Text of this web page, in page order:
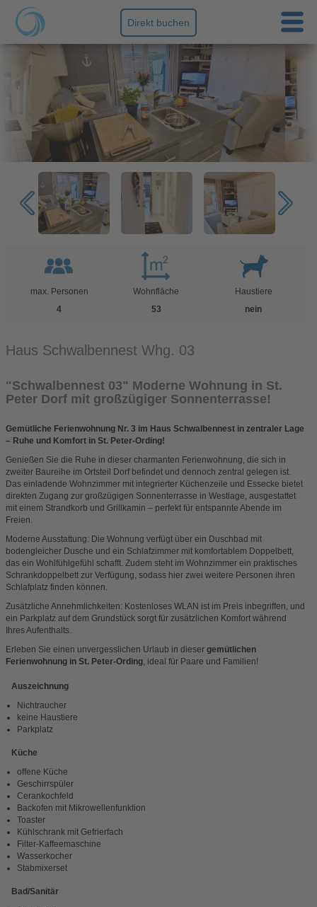
Direkt buchen
max. Personen
4
Wohnfläche
53
Haustiere
nein
Haus Schwalbennest Whg. 03
"Schwalbennest 03" Moderne Wohnung in St.
Peter Dorf mit großzügiger Sonnenterrasse!
Gemütliche Ferienwohnung Nr. 3 im Haus Schwalbennest in zentraler Lage
– Ruhe und Komfort in St. Peter-Ording!
Genießen Sie die Ruhe in dieser charmanten Ferienwohnung, die sich in
zweiter Baureihe im Ortsteil Dorf befindet und dennoch zentral gelegen ist.
Das einladende Wohnzimmer mit integrierter Küchenzeile und Essecke bietet
direkten Zugang zur großzügigen Sonnenterrasse in Westlage, ausgestattet
mit einem Strandkorb und Grillkamin – perfekt für entspannte Abende im
Freien.
Moderne Ausstattung: Die Wohnung verfügt über ein Duschbad mit
bodengleicher Dusche und ein Schlafzimmer mit komfortablem Doppelbett,
das ein Wohlfühlgefühl schafft. Zudem steht im Wohnzimmer ein praktisches
Schrankdoppelbett zur Verfügung, sodass hier zwei weitere Personen ihren
Schlafplatz finden können.
Zusätzliche Annehmlichkeiten: Kostenloses WLAN ist im Preis inbegriffen, und
ein Parkplatz auf dem Grundstück sorgt für zusätzlichen Komfort während
Ihres Aufenthalts.
Erleben Sie einen unvergesslichen Urlaub in dieser gemütlichen
Ferienwohnung in St. Peter-Ording , ideal für Paare und Familien!
Auszeichnung
Nichtraucher
keine Haustiere
Parkplatz
Küche
offene Küche
Geschirrspüler
Cerankochfeld
Backofen mit Mikrowellenfunktion
Toaster
Kühlschrank mit Gefrierfach
Filter-Kaffeemaschine
Wasserkocher
Stabmixerset
Bad/Sanitär